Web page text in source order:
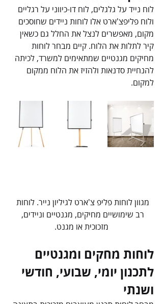
לוח נייד על גלגלים, לוח דו-כיווני על רגליים
ולוח פליפצ'ארט אלו לוחות ניידים שחוסכים
מקום, מאפשרים לנצל את החלל גם כשאין
קיר לתלות את הלוח. קיים מבחר לוחות
מחיקים מגנטיים שמתאימים למשרד, לכיתה
להנחיית סדנאות ולהזיז את הלוח ממקום
למקום.
מגוון לוחות פליפ צ'ארט לגיליון נייר. לוחות
רב שימושיים מחיקים, מגנטיים וניידים,
מזכוכית או מגנט.
לוחות מחקים ומגנטיים
לתכנון יומי, שבועי, חודשי
ושנתי